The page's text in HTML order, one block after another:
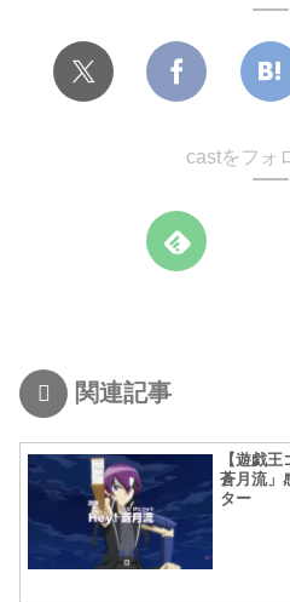
castをフォ
関連記事
【遊戯
蒼月流」
ター